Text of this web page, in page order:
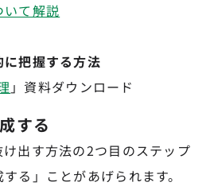
て解説
把握する方法
」資料ダウンロード
する
出す方法の2つ目のステップ
る」ことがあげられます。